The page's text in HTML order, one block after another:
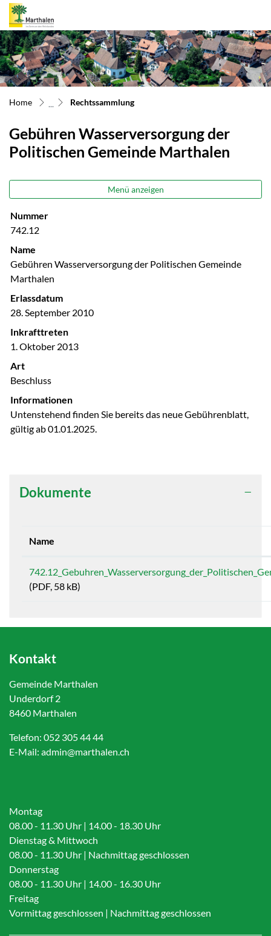
zur Startseite
Direkt zur Hauptnavigation
Direkt zum Inhalt
Direkt zur Suche
Direkt zum Stichwortverzeichnis
Home Rechtssammlung(ausgewählt)
Gebühren Wasserversorgung der
Politischen Gemeinde Marthalen
Menü anzeigen
Nummer
742.12
Name
Gebühren Wasserversorgung der Politischen Gemeinde
Marthalen
Erlassdatum
28. September 2010
Inkrafttreten
1. Oktober 2013
Art
Beschluss
Informationen
Untenstehend finden Sie bereits das neue Gebührenblatt,
gültig ab 01.01.2025.
Dokumente
Name
(PDF, 58 kB)
Kontakt
Gemeinde Marthalen
Underdorf 2
8460 Marthalen
Telefon: 052 305 44 44
E-Mail: admin@marthalen.ch
Montag
08.00 - 11.30 Uhr | 14.00 - 18.30 Uhr
Dienstag & Mittwoch
08.00 - 11.30 Uhr | Nachmittag geschlossen
Donnerstag
08.00 - 11.30 Uhr | 14.00 - 16.30 Uhr
Freitag
Vormittag geschlossen | Nachmittag geschlossen